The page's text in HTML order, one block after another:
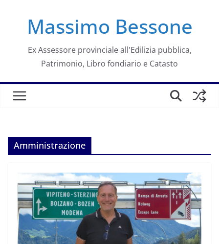
contenutoMassimo Bessone
Ex Assessore provinciale all'Edilizia pubblica,
Patrimonio, Libro fondiario e Catasto
Amministrazione